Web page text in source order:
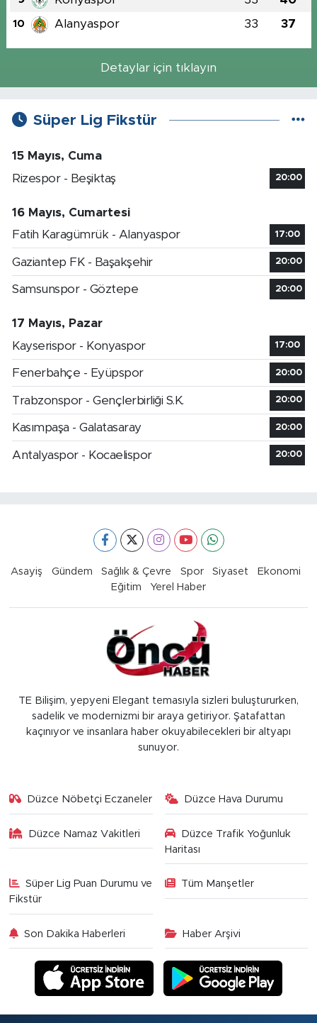
10 Alanyaspor 33 37
Detaylar için tıklayın
Süper Lig Fikstür
15 Mayıs, Cuma
Rizespor - Beşiktaş
20:00
16 Mayıs, Cumartesi
Fatih Karagümrük - Alanyaspor
17:00
Gaziantep FK - Başakşehir 20:00
Samsunspor - Göztepe 20:00
17 Mayıs, Pazar
Kayserispor - Konyaspor
17:00
Fenerbahçe - Eyüpspor 20:00
Trabzonspor - Gençlerbirliği S.K. 20:00
Kasımpaşa - Galatasaray 20:00
Antalyaspor - Kocaelispor 20:00
Asayiş Gündem Sağlık & Çevre Spor Siyaset
Ekonomi
Eğitim
Yerel Haber
TE Bilişim, yepyeni Elegant temasıyla sizleri buluştururken,
sadelik ve modernizmi bir araya getiriyor. Şatafattan
kaçınıyor ve insanlara haber okuyabilecekleri bir altyapı
sunuyor.
Düzce Nöbetçi Eczaneler Düzce Hava Durumu
Düzce Namaz Vakitleri
Düzce Trafik Yoğunluk
Haritası
Süper Lig Puan Durumu ve
Fikstür
Tüm Manşetler
Son Dakika Haberleri Haber Arşivi